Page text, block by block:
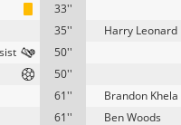
33''
35''
Harry Leonard
50''
50''
61''
Brandon Khela
61''
Ben Woods